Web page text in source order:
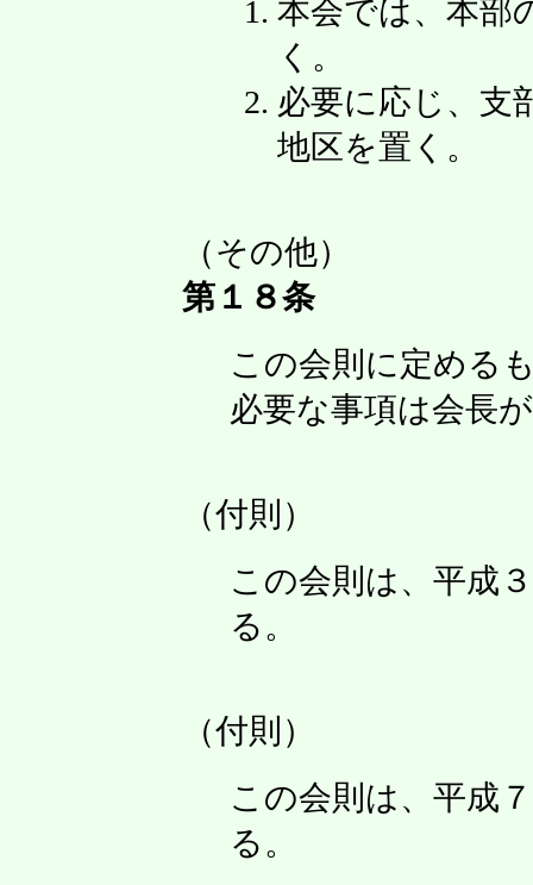
本会では、本部
く。
必要に応じ、支
地区を置く。
（その他）
第１８条
この会則に定める
必要な事項は会長
（付則）
この会則は、平成
る。
（付則）
この会則は、平成
る。